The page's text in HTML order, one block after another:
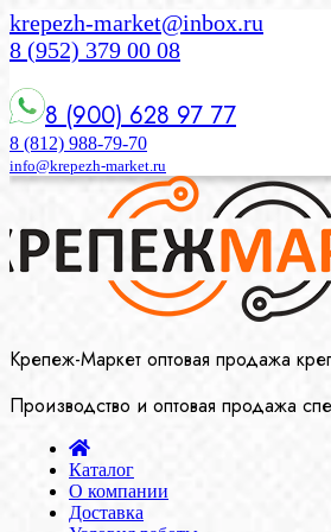
krepezh-market@inbox.ru
8 (952) 379 00 08
8 (900) 628 97 77
8 (812) 988-79-70
info@krepezh-market.ru
Крепеж-Маркет оптовая продажа
Производство и оптовая продажа
Каталог
О компании
Доставка